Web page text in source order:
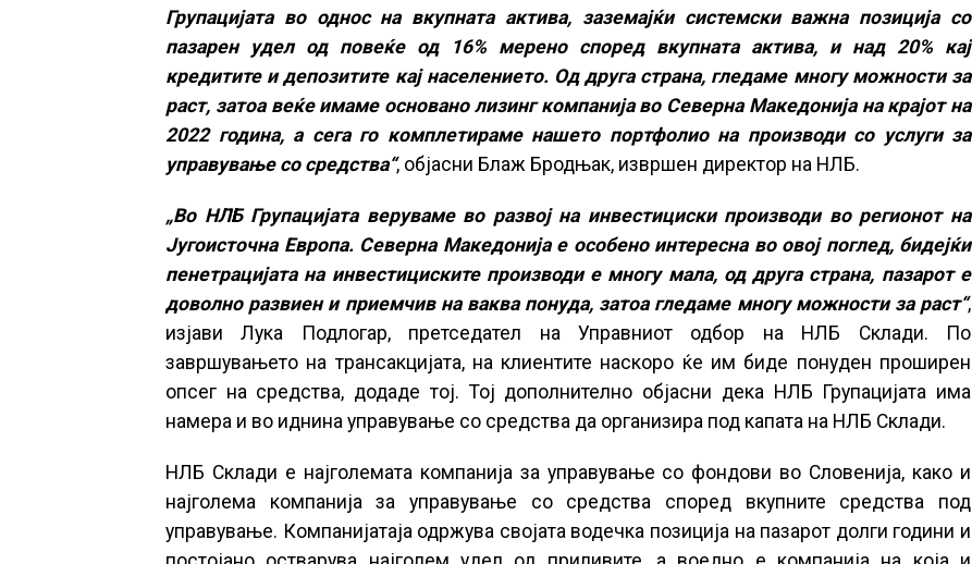
Групацијата во однос на вкупната актива, заземајќи системски важна позиција со
пазарен удел од повеќе од 16% мерено според вкупната актива, и над 20% кај
кредитите и депозитите кај населението. Од друга страна, гледаме многу можности за
раст, затоа веќе имаме основано лизинг компанија во Северна Македонија на крајот на
2022 година, а сега го комплетираме нашето портфолио на производи со услуги за
управување со средства“, објасни Блаж Бродњак, извршен директор на НЛБ.
„Во НЛБ Групацијата веруваме во развој на инвестициски производи во регионот на
Југоисточна Европа. Северна Македонија е особено интересна во овој поглед, бидејќи
пенетрацијата на инвестициските производи е многу мала, од друга страна, пазарот е
доволно развиен и приемчив на ваква понуда, затоа гледаме многу можности за раст“,
изјави Лука Подлогар, претседател на Управниот одбор на НЛБ Склади. По
завршувањето на трансакцијата, на клиентите наскоро ќе им биде понуден проширен
опсег на средства, додаде тој. Тој дополнително објасни дека НЛБ Групацијата има
намера и во иднина управување со средства да организира под капата на НЛБ Склади.
НЛБ Склади е најголемата компанија за управување со фондови во Словенија, како и
најголема компанија за управување со средства според вкупните средства под
управување. Компанијатаја одржува својата водечка позиција на пазарот долги години и